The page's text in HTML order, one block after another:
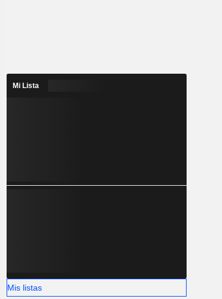
Mi Lista
Mis listas